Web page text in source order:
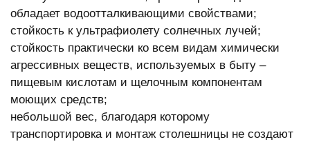
обладает водоотталкивающими свойствами;
стойкость к ультрафиолету солнечных лучей;
стойкость практически ко всем видам химически
агрессивных веществ, используемых в быту –
пищевым кислотам и щелочным компонентам
моющих средств;
небольшой вес, благодаря которому
транспортировка и монтаж столешницы не создают